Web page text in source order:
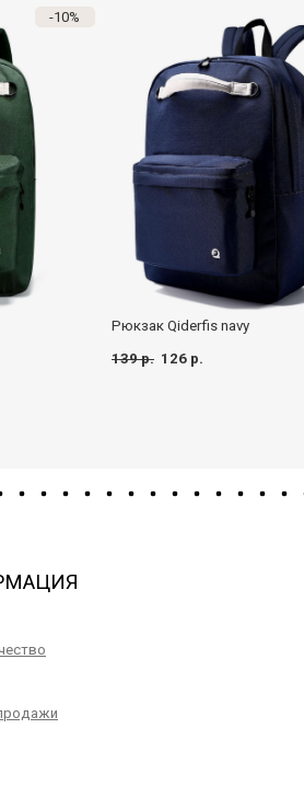
-10%
Рюкзак Qiderfis navy
139 р. 126 р.